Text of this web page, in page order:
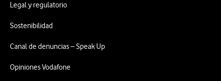
Legal y regulatorio
Sostenibilidad
Canal de denuncias – Speak Up
Opiniones Vodafone